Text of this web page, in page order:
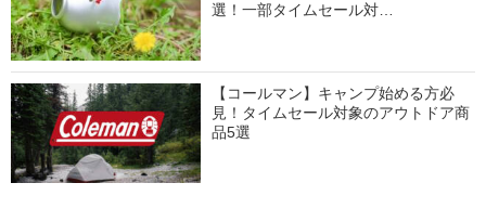
選！一部タイムセール対…
【コールマン】キャンプ始める方必
見！タイムセール対象のアウトドア商
品5選